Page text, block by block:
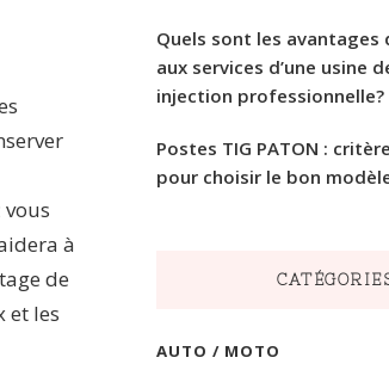
à
de
et les
Quels sont les avantages
aux services d’une usine
injection professionnelle?
Postes TIG PATON :
pour choisir le bon
AUTO / MOTO